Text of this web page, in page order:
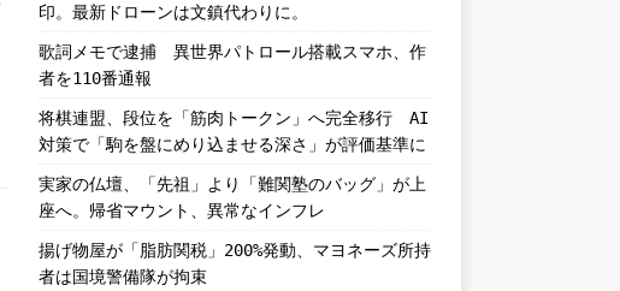
印。最新ドローンは文鎮代わりに。
歌詞メモで逮捕 異世界パトロール搭載スマホ、作
者を110番通報
将棋連盟、段位を「筋肉トークン」へ完全移行 AI
対策で「駒を盤にめり込ませる深さ」が評価基準に
実家の仏壇、「先祖」より「難関塾のバッグ」が上
座へ。帰省マウント、異常なインフレ
揚げ物屋が「脂肪関税」200%発動、マヨネーズ所持
者は国境警備隊が拘束